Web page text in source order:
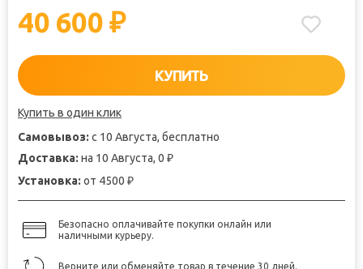
40 600 ₽
КУПИТЬ
Купить в один клик
Самовывоз: с 10 Августа, бесплатно
Доставка: на 10 Августа, 0 ₽
Установка: от 4500 ₽
Безопасно оплачивайте покупки онлайн или
наличными курьеру.
Верните или обменяйте товар в течение 30 дней.